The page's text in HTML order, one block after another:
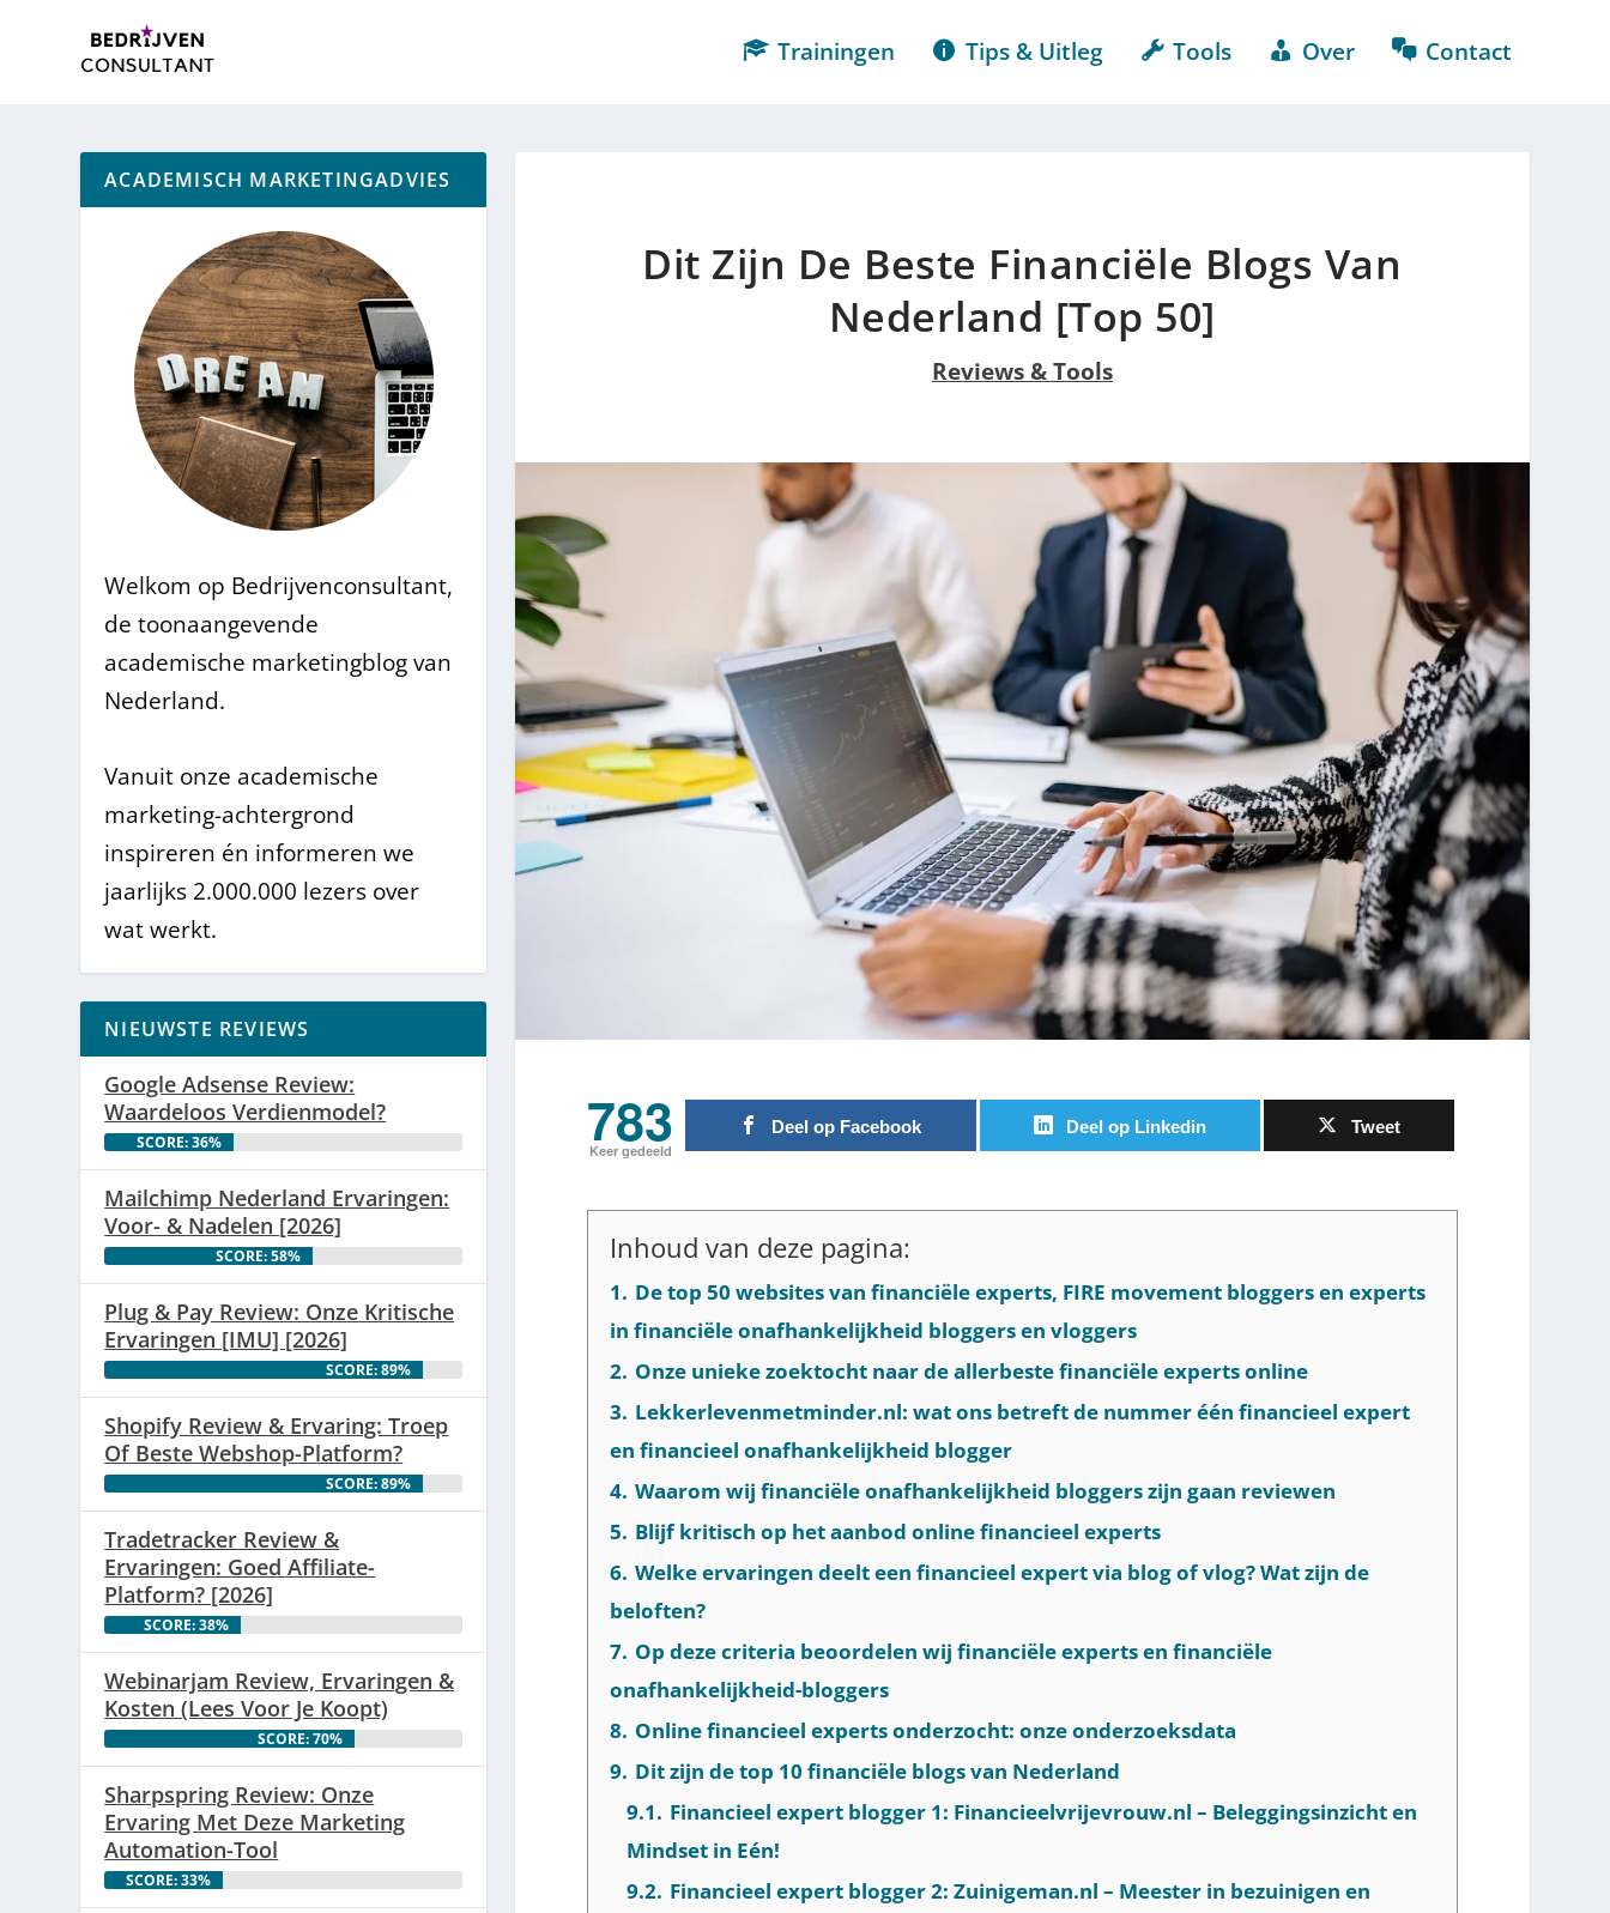
Trainingen Tips & Uitleg Tools Over Contact
Dit Zijn De Beste Financiële Blogs Van
Nederland [Top 50]
Reviews & Tools
783
Keer gedeeld
Deel op Facebook Deel op Linkedin Tweet
Inhoud van deze pagina:
1. De top 50 websites van financiële experts, FIRE movement bloggers en experts
in financiële onafhankelijkheid bloggers en vloggers
2. Onze unieke zoektocht naar de allerbeste financiële experts online
3. Lekkerlevenmetminder.nl: wat ons betreft de nummer één financieel expert
en financieel onafhankelijkheid blogger
4. Waarom wij financiële onafhankelijkheid bloggers zijn gaan reviewen
5. Blijf kritisch op het aanbod online financieel experts
6. Welke ervaringen deelt een financieel expert via blog of vlog? Wat zijn de
beloften?
7. Op deze criteria beoordelen wij financiële experts en financiële
onafhankelijkheid-bloggers
8. Online financieel experts onderzocht: onze onderzoeksdata
9. Dit zijn de top 10 financiële blogs van Nederland
9.1. Financieel expert blogger 1: Financieelvrijevrouw.nl – Beleggingsinzicht en
Mindset in Eén!
9.2. Financieel expert blogger 2: Zuinigeman.nl – Meester in bezuinigen en
ACADEMISCH MARKETINGADVIES
Welkom op Bedrijvenconsultant,
de toonaangevende
academische marketingblog van
Nederland.
Vanuit onze academische
marketing-achtergrond
inspireren én informeren we
jaarlijks 2.000.000 lezers over
wat werkt.
NIEUWSTE REVIEWS
Google Adsense Review:
Waardeloos Verdienmodel?
SCORE: 36%
Mailchimp Nederland Ervaringen:
Voor- & Nadelen [2026]
SCORE: 58%
Plug & Pay Review: Onze Kritische
Ervaringen [IMU] [2026]
SCORE: 89%
Shopify Review & Ervaring: Troep
Of Beste Webshop-Platform?
SCORE: 89%
Tradetracker Review &
Ervaringen: Goed Affiliate-
Platform? [2026]
SCORE: 38%
Webinarjam Review, Ervaringen &
Kosten (Lees Voor Je Koopt)
SCORE: 70%
Sharpspring Review: Onze
Ervaring Met Deze Marketing
Automation-Tool
SCORE: 33%